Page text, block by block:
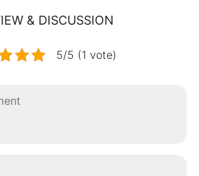
& DISCUSSION
5/5 (1 vote)